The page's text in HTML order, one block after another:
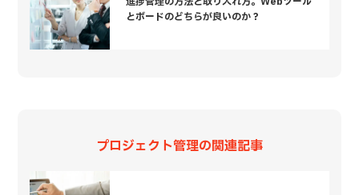
とボードのどちらが良いのか？
プロジェクト管理の関連記事